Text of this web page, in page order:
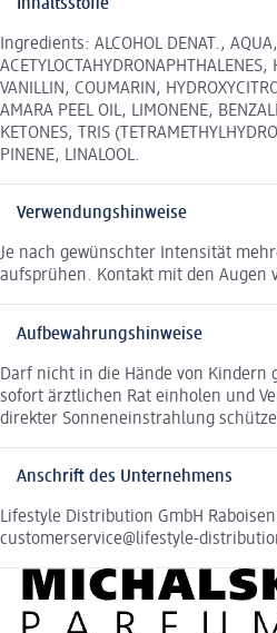
Inhaltsstoffe
Ingredients: ALCOHOL DENAT.,
VANILLIN, COUMARIN,
AMARA PEEL OIL, LIMONENE,
KETONES, TRIS
PINENE, LINALOOL.
Verwendungshinweise
Je nach gewünschter Intensität
aufsprühen. Kontakt mit den Augen
Aufbewahrungshinweise
Darf nicht in die Hände von Kindern
sofort ärztlichen Rat einholen und
direkter Sonneneinstrahlung
Anschrift des Unternehmens
Lifestyle Distribution GmbH
customerservice@lifestyle-